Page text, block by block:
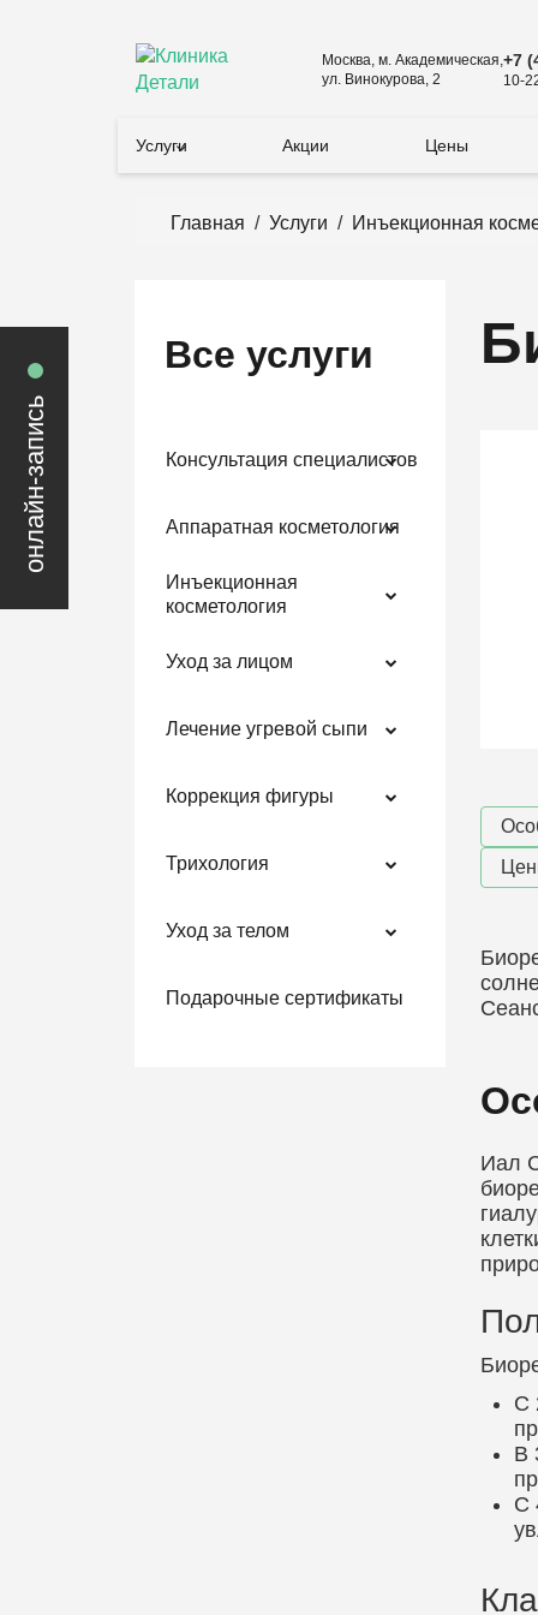
Москва, м. Академическая,
ул. Винокурова, 2
+7
10-
Услуги Акции Цены
Главная / Услуги / Инъекционная
Все услуги
Консультация специалистов
Аппаратная косметология
Инъекционная
косметология
Уход за лицом
Лечение угревой сыпи
Коррекция фигуры
Трихология
Уход за телом
Подарочные сертификаты
Иал
С
В
С
онлайн-запись